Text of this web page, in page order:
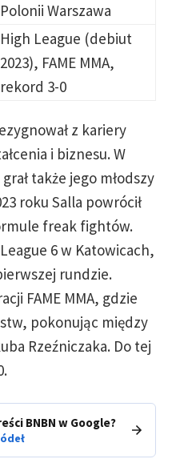
Polonii Warszawa
High League (debiut
2023), FAME MMA,
rekord 3-0
z kariery
i biznesu. W
także jego młodszy
roku Salla powrócił
freak fightów.
6 w Katowicach,
rundzie.
FAME MMA, gdzie
pokonując między
Rzeźniczaka. Do tej
BNBN w Google?